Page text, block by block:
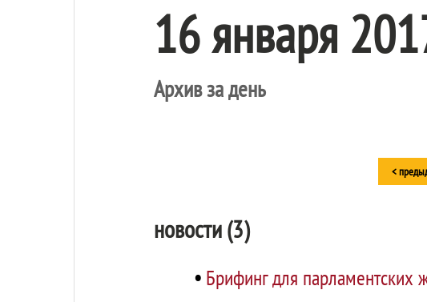
16 января
Архив за день
<
новости (3)
• Брифинг для парламентских